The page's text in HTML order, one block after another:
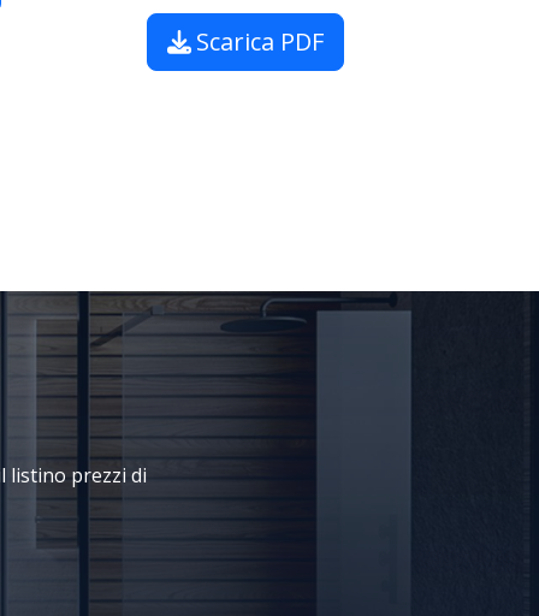
Scarica PDF
listino prezzi di